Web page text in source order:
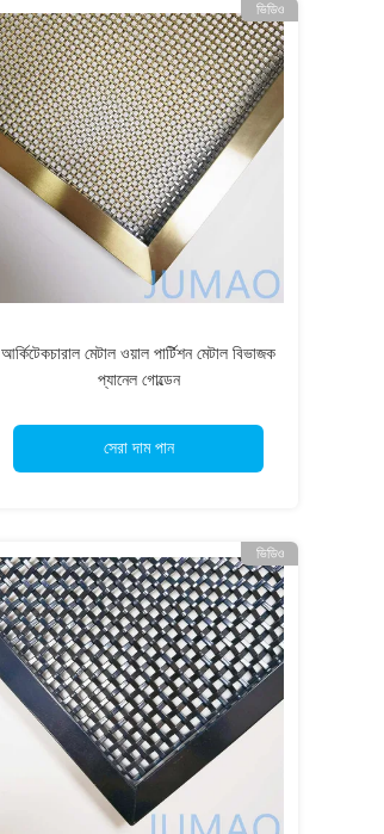
ভিডিও
আর্কিটেকচারাল মেটাল ওয়াল পার্টিশন মেটাল বিভাজক
প্যানেল গোল্ডেন
সেরা দাম পান
ভিডিও